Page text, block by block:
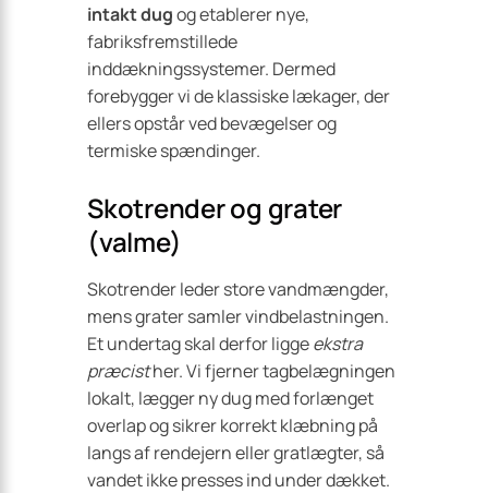
intakt dugog etablerer nye,
fabriksfremstillede
inddækningssystemer. Dermed
forebygger vi de klassiske lækager, der
ellers opstår ved bevægelser og
termiske spændinger.
Skotrender og grater
(valme)
Skotrender leder store vandmængder,
mens grater samler vindbelastningen.
Et undertag skal derfor liggeekstra
præcisther. Vi fjerner tagbelægningen
lokalt, lægger ny dug med forlænget
overlap og sikrer korrekt klæbning på
langs af rendejern eller gratlægter, så
vandet ikke presses ind under dækket.